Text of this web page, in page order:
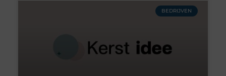
BEDRIJVEN